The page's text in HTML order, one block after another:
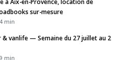
sur-mesure
min
& vanlife — Semaine du 27 juillet au 2
min